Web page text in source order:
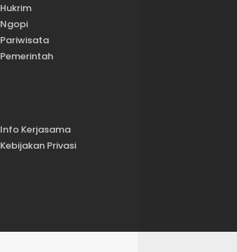
Hukrim
Ngopi
Pariwisata
Pemerintah
Info Kerjasama
Kebijakan Privasi